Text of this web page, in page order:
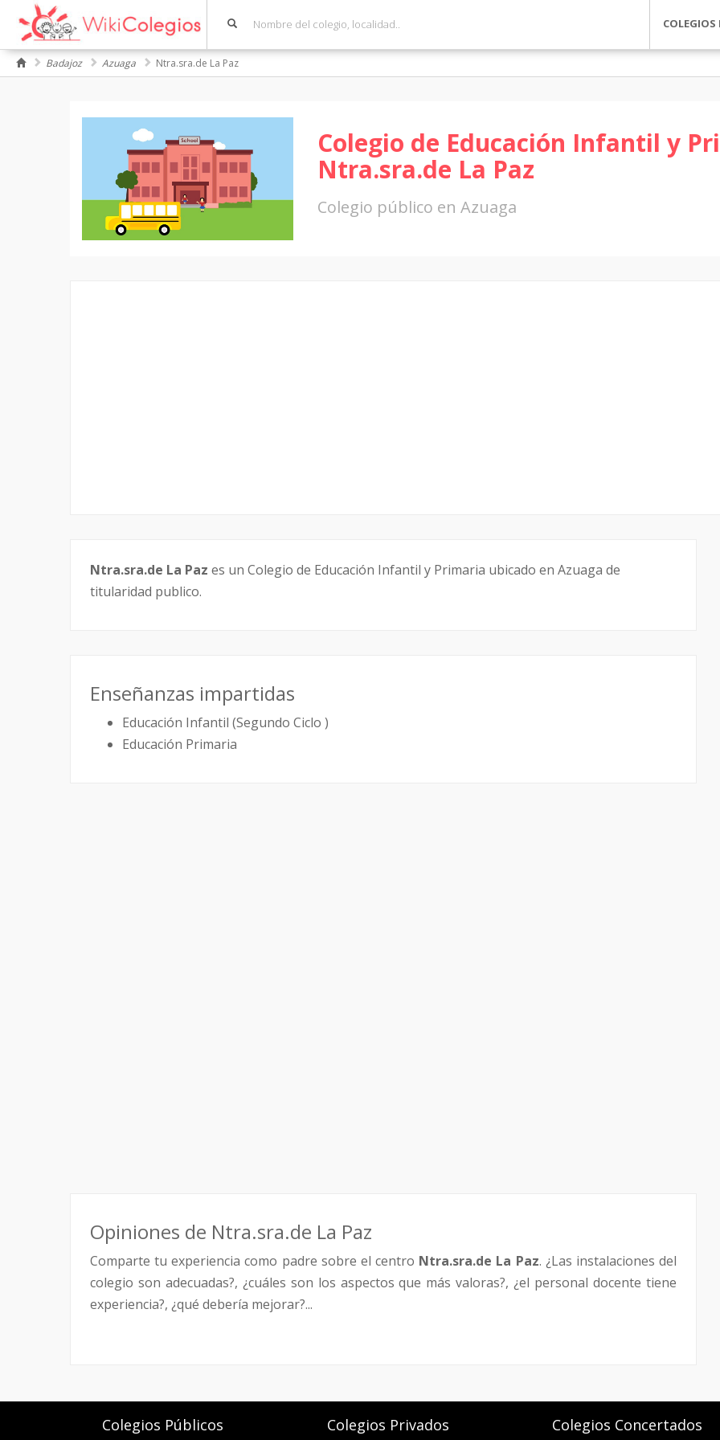
Badajoz Azuaga Ntra.sra.de La Paz
Colegio de Educación Infantil y
Ntra.sra.de La Paz
Colegio público en Azuaga
Ntra.sra.de La Paz es un Colegio de Educación Infantil y Primaria ubicado en Azuaga de
titularidad publico.
Enseñanzas impartidas
Educación Infantil (Segundo Ciclo )
Educación Primaria
Opiniones de Ntra.sra.de La Paz
Comparte tu experiencia como padre sobre el centro Ntra.sra.de La Paz. ¿Las instalaciones del
colegio son adecuadas?, ¿cuáles son los aspectos que más valoras?, ¿el personal docente tiene
experiencia?, ¿qué debería mejorar?...
Colegios Públicos Colegios Privados Colegios Concertados